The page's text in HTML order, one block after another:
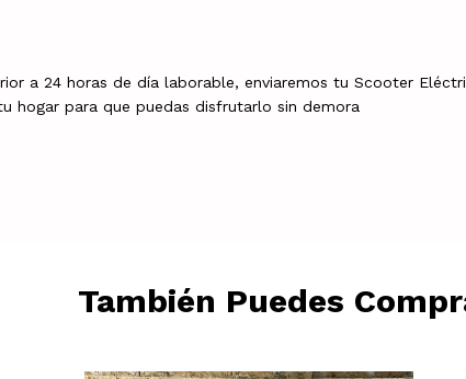
a 24 horas de día laborable, enviaremos tu Scooter
hogar para que puedas disfrutarlo sin demora
También Puedes